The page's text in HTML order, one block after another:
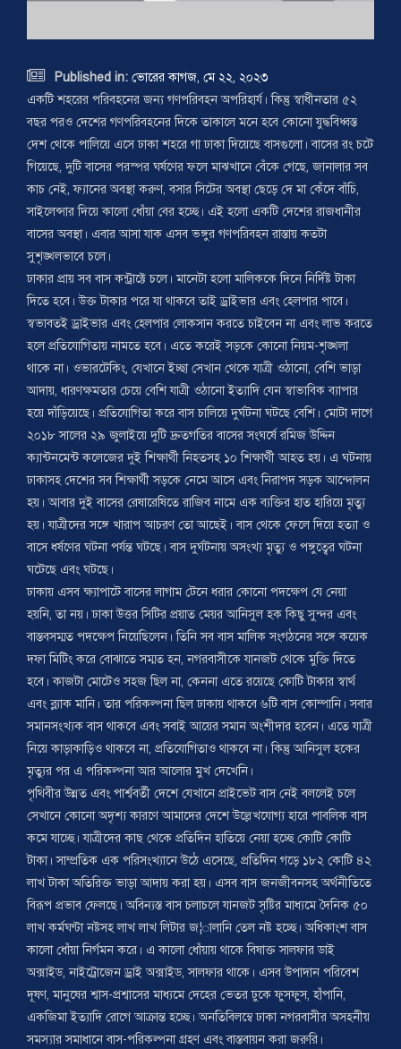
 Published in:ভোরের কাগজ, মে ২২, ২০২৩
একটি শহরের পরিবহনের জন্য গণপরিবহন অপরিহার্য। কিন্তু স্বাধীনতার ৫২
বছর পরও দেশের গণপরিবহনের দিকে তাকালে মনে হবে কোনো যুদ্ধবিধ্বস্ত
দেশ থেকে পালিয়ে এসে ঢাকা শহরে গা ঢাকা দিয়েছে বাসগুলো। বাসের রং চটে
গিয়েছে, দুটি বাসের পরস্পর ঘর্ষণের ফলে মাঝখানে বেঁকে গেছে, জানালার সব
কাচ নেই, ফ্যানের অবস্থা করুণ, বসার সিটের অবস্থা ছেড়ে দে মা কেঁদে বাঁচি,
সাইলেন্সার দিয়ে কালো ধোঁয়া বের হচ্ছে। এই হলো একটি দেশের রাজধানীর
বাসের অবস্থা। এবার আসা যাক এসব ভঙ্গুর গণপরিবহন রাস্তায় কতটা
সুশৃঙ্খলভাবে চলে।
ঢাকার প্রায় সব বাস কন্ট্রাক্টে চলে। মানেটা হলো মালিককে দিনে নির্দিষ্ট টাকা
দিতে হবে। উক্ত টাকার পরে যা থাকবে তাই ড্রাইভার এবং হেলপার পাবে।
স্বভাবতই ড্রাইভার এবং হেলপার লোকসান করতে চাইবেন না এবং লাভ করতে
হলে প্রতিযোগিতায় নামতে হবে। এতে করেই সড়কে কোনো নিয়ম-শৃঙ্খলা
থাকে না। ওভারটেকিং, যেখানে ইচ্ছা সেখান থেকে যাত্রী ওঠানো, বেশি ভাড়া
আদায়, ধারণক্ষমতার চেয়ে বেশি যাত্রী ওঠানো ইত্যাদি যেন স্বাভাবিক ব্যাপার
হয়ে দাঁড়িয়েছে। প্রতিযোগিতা করে বাস চালিয়ে দুর্ঘটনা ঘটছে বেশি। মোটা দাগে
২০১৮ সালের ২৯ জুলাইয়ে দুটি দ্রুতগতির বাসের সংঘর্ষে রমিজ উদ্দিন
ক্যান্টনমেন্ট কলেজের দুই শিক্ষার্থী নিহতসহ ১০ শিক্ষার্থী আহত হয়। এ ঘটনায়
ঢাকাসহ দেশের সব শিক্ষার্থী সড়কে নেমে আসে এবং নিরাপদ সড়ক আন্দোলন
হয়। আবার দুই বাসের রেষারেষিতে রাজিব নামে এক ব্যক্তির হাত হারিয়ে মৃত্যু
হয়। যাত্রীদের সঙ্গে খারাপ আচরণ তো আছেই। বাস থেকে ফেলে দিয়ে হত্যা ও
বাসে ধর্ষণের ঘটনা পর্যন্ত ঘটছে। বাস দুর্ঘটনায় অসংখ্য মৃত্যু ও পঙ্গুত্বের ঘটনা
ঘটেছে এবং ঘটছে।
ঢাকায় এসব ক্ষ্যাপাটে বাসের লাগাম টেনে ধরার কোনো পদক্ষেপ যে নেয়া
হয়নি, তা নয়। ঢাকা উত্তর সিটির প্রয়াত মেয়র আনিসুল হক কিছু সুন্দর এবং
বাস্তবসম্মত পদক্ষেপ নিয়েছিলেন। তিনি সব বাস মালিক সংগঠনের সঙ্গে কয়েক
দফা মিটিং করে বোঝাতে সম্মত হন, নগরবাসীকে যানজট থেকে মুক্তি দিতে
হবে। কাজটা মোটেও সহজ ছিল না, কেননা এতে রয়েছে কোটি টাকার স্বার্থ
এবং ব্ল্যাক মানি। তার পরিকল্পনা ছিল ঢাকায় থাকবে ৬টি বাস কোম্পানি। সবার
সমানসংখ্যক বাস থাকবে এবং সবাই আয়ের সমান অংশীদার হবেন। এতে যাত্রী
নিয়ে কাড়াকাড়িও থাকবে না, প্রতিযোগিতাও থাকবে না। কিন্তু আনিসুল হকের
মৃত্যুর পর এ পরিকল্পনা আর আলোর মুখ দেখেনি।
পৃথিবীর উন্নত এবং পার্শ্ববর্তী দেশে যেখানে প্রাইভেট বাস নেই বললেই চলে
সেখানে কোনো অদৃশ্য কারণে আমাদের দেশে উল্লেখযোগ্য হারে পাবলিক বাস
কমে যাচ্ছে। যাত্রীদের কাছ থেকে প্রতিদিন হাতিয়ে নেয়া হচ্ছে কোটি কোটি
টাকা। সাম্প্রতিক এক পরিসংখ্যানে উঠে এসেছে, প্রতিদিন গড়ে ১৮২ কোটি ৪২
লাখ টাকা অতিরিক্ত ভাড়া আদায় করা হয়। এসব বাস জনজীবনসহ অর্থনীতিতে
বিরূপ প্রভাব ফেলছে। অবিন্যস্ত বাস চলাচলে যানজট সৃষ্টির মাধ্যমে দৈনিক ৫০
লাখ কর্মঘণ্টা নষ্টসহ লাখ লাখ লিটার জ¦ালানি তেল নষ্ট হচ্ছে। অধিকাংশ বাস
কালো ধোঁয়া নির্গমন করে। এ কালো ধোঁয়ায় থাকে বিষাক্ত সালফার ডাই
অক্সাইড, নাইট্রোজেন ড্রাই অক্সাইড, সালফার থাকে। এসব উপাদান পরিবেশ
দূষণ, মানুষের শ্বাস-প্রশ্বাসের মাধ্যমে দেহের ভেতর ঢুকে ফুসফুস, হাঁপানি,
একজিমা ইত্যাদি রোগে আক্রান্ত হচ্ছে। অনতিবিলম্বে ঢাকা নগরবাসীর অসহনীয়
সমস্যার সমাধানে বাস-পরিকল্পনা গ্রহণ এবং বাস্তবায়ন করা জরুরি।